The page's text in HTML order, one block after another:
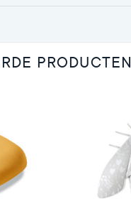
PRODUCTEN